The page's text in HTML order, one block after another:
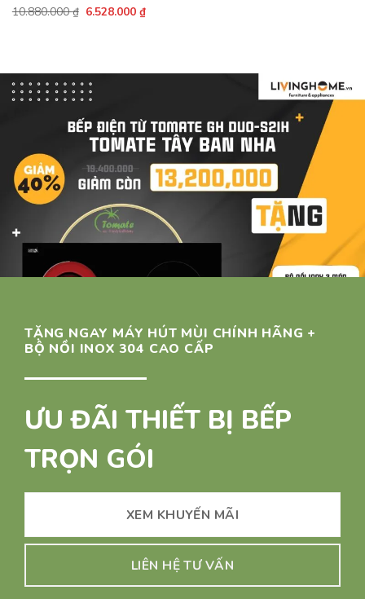
Được xếp
10.880.000₫ Giá
6.528.000 ₫Giá
hiện
TẶNG NGAY MÁY HÚT MÙI CHÍNH HÃNG +
BỘ NỒI INOX 304 CAO CẤP
ƯU ĐÃI THIẾT BỊ BẾP
TRỌN GÓI
XEM KHUYẾN MÃI
LIÊN HỆ TƯ VẤN